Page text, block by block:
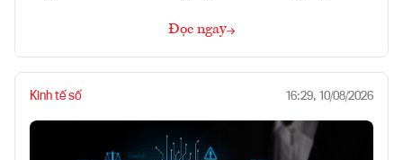
Đọc ngay
Kinh tế số 16:29, 10/08/2026